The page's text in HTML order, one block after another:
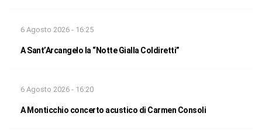
6 Agosto 2026 - 16:25
A Sant’Arcangelo la “Notte Gialla Coldiretti”
6 Agosto 2026 - 16:20
A Monticchio concerto acustico di Carmen Consoli